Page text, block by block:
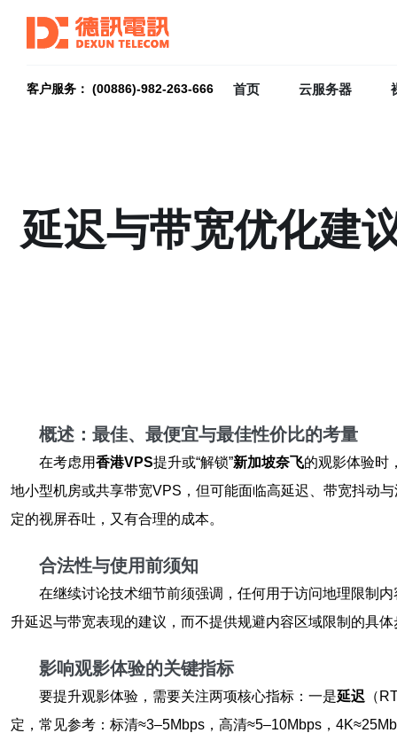
客户服务： (00886)-982-263-666 首页 云服务器
延迟与带宽优化建
概述：最佳、最便宜与最佳性价比的考量
在考虑用香港VPS提升或“解锁”新加坡奈飞的观影体验时
地小型机房或共享带宽VPS，但可能面临高延迟、带宽抖动
定的视屏吞吐，又有合理的成本。
合法性与使用前须知
在继续讨论技术细节前须强调，任何用于访问地理限制
升延迟与带宽表现的建议，而不提供规避内容区域限制的具
影响观影体验的关键指标
要提升观影体验，需要关注两项核心指标：一是延迟 （
定，常见参考：标清≈3–5Mbps，高清≈5–10Mbps，